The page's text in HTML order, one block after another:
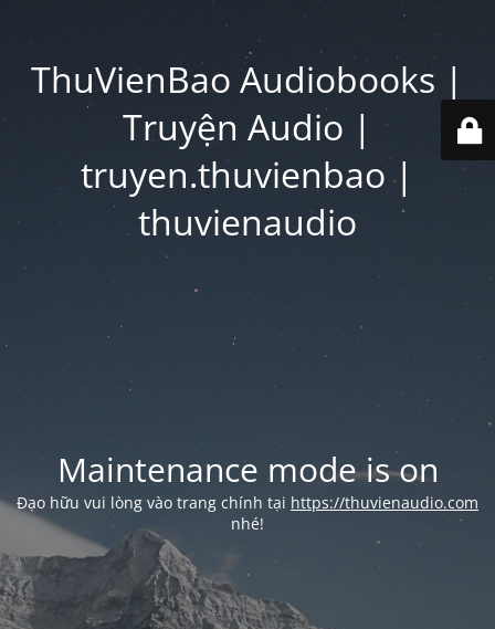
ThuVienBao Audiobooks |
Truyện Audio |
truyen.thuvienbao |
thuvienaudio
Maintenance mode is on
Đạo hữu vui lòng vào trang chính tại https://thuvienaudio.com
nhé!